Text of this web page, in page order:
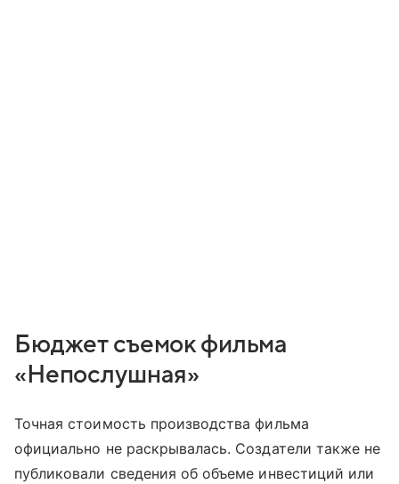
Бюджет съемок фильма
«Непослушная»
Точная стоимость производства фильма
официально не раскрывалась. Создатели также не
публиковали сведения об объеме инвестиций или